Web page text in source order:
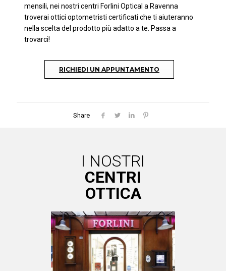
mensili, nei nostri centri Forlini Optical a Ravenna
troverai ottici optometristi certificati che ti aiuteranno
nella scelta del prodotto più adatto a te. Passa a
trovarci!
RICHIEDI UN APPUNTAMENTO
Share
I NOSTRI
CENTRI
OTTICA